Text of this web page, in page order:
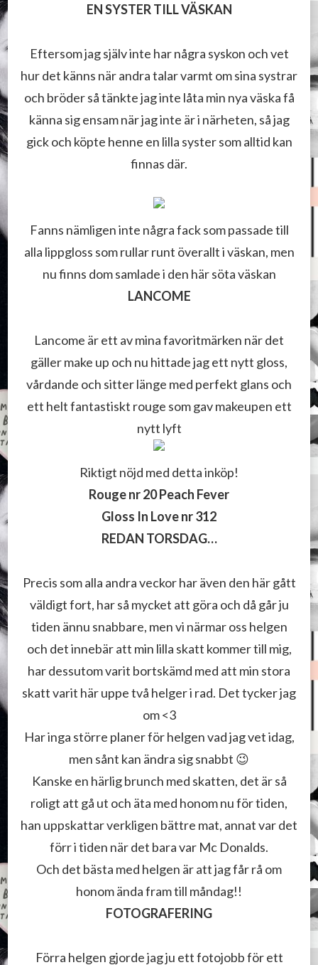
EN SYSTER TILL VÄSKAN
Eftersom jag själv inte har några syskon och vet
hur det känns när andra talar varmt om sina systrar
och bröder så tänkte jag inte låta min nya väska få
känna sig ensam när jag inte är i närheten, så jag
gick och köpte henne en lilla syster som alltid kan
finnas där.
Fanns nämligen inte några fack som passade till
alla lippgloss som rullar runt överallt i väskan, men
nu finns dom samlade i den här söta väskan
LANCOME
Lancome är ett av mina favoritmärken när det
gäller make up och nu hittade jag ett nytt gloss,
vårdande och sitter länge med perfekt glans och
ett helt fantastiskt rouge som gav makeupen ett
nytt lyft
Riktigt nöjd med detta inköp!
Rouge nr 20 Peach Fever
Gloss In Love nr 312
REDAN TORSDAG…
Precis som alla andra veckor har även den här gått
väldigt fort, har så mycket att göra och då går ju
tiden ännu snabbare, men vi närmar oss helgen
och det innebär att min lilla skatt kommer till mig,
har dessutom varit bortskämd med att min stora
skatt varit här uppe två helger i rad. Det tycker jag
om <3
Har inga större planer för helgen vad jag vet idag,
men sånt kan ändra sig snabbt 😉
Kanske en härlig brunch med skatten, det är så
roligt att gå ut och äta med honom nu för tiden,
han uppskattar verkligen bättre mat, annat var det
förr i tiden när det bara var Mc Donalds.
Och det bästa med helgen är att jag får rå om
honom ända fram till måndag!!
FOTOGRAFERING
Förra helgen gjorde jag ju ett fotojobb för ett